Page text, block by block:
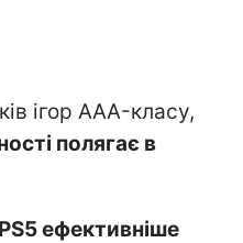
ігор AAA-класу,
полягає в
ефективніше